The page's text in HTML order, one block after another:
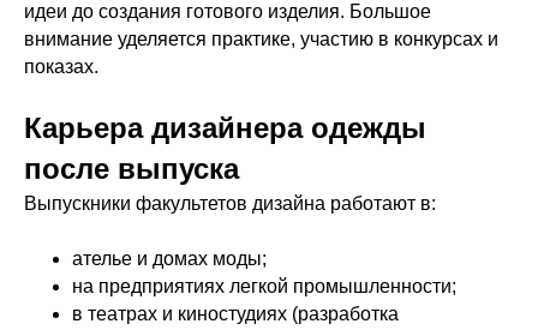
идеи до создания готового изделия. Большое
внимание уделяется практике, участию в конкурсах и
показах.
Карьера дизайнера одежды
после выпуска
Выпускники факультетов дизайна работают в:
ателье и домах моды;
на предприятиях легкой промышленности;
в театрах и киностудиях (разработка